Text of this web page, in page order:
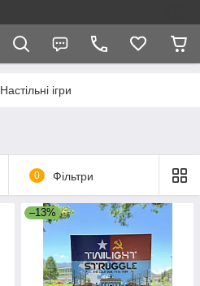
Настільні ігри
0 Фільтри
–13%